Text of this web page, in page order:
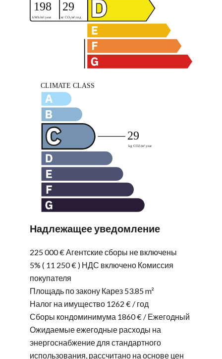
Надлежащее уведомление
225 000 € Агентские сборы не включены
5% ( 11 250 € ) НДС включено Комиссия
покупателя
Площадь по закону Карез 53.85 m²
Налог на имущество 1262 € / год
Сборы кондоминимума 1860 € / Ежегодный
Ожидаемые ежегодные расходы на
энергоснабжение для стандартного
использования, рассчитано на основе цен